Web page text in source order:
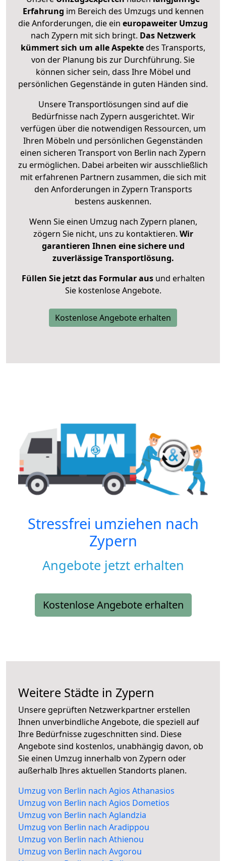
Erfahrung im Bereich des Umzugs und kennen
die Anforderungen, die ein europaweiter Umzug
nach Zypern mit sich bringt. Das Netzwerk
kümmert sich um alle Aspektedes Transports,
von der Planung bis zur Durchführung. Sie
können sicher sein, dass Ihre Möbel und
persönlichen Gegenstände in guten Händen sind.
Unsere Transportlösungen sind auf die
Bedürfnisse nach Zypern ausgerichtet. Wir
verfügen über die notwendigen Ressourcen, um
Ihren Möbeln und persönlichen Gegenständen
einen sicheren Transport von Berlin nach Zypern
zu ermöglichen. Dabei arbeiten wir ausschließlich
mit erfahrenen Partnern zusammen, die sich mit
den Anforderungen in Zypern Transports
bestens auskennen.
Wenn Sie einen Umzug nach Zypern planen,
zögern Sie nicht, uns zu kontaktieren. Wir
garantieren Ihnen eine sichere und
zuverlässige Transportlösung.
Füllen Sie jetzt das Formular ausund erhalten
Sie kostenlose Angebote.
Kostenlose Angebote erhalten
Stressfrei umziehen nach
Zypern
Angebote jetzt erhalten
Kostenlose Angebote erhalten
Weitere Städte in Zypern
Unsere geprüften Netzwerkpartner erstellen
Ihnen unverbindliche Angebote, die speziell auf
Ihre Bedürfnisse zugeschnitten sind. Diese
Angebote sind kostenlos, unabhängig davon, ob
Sie einen Umzug innerhalb von Zypern oder
außerhalb Ihres aktuellen Standorts planen.
Umzug von Berlin nach Agios Athanasios
Umzug von Berlin nach Agios Dometios
Umzug von Berlin nach Aglandzia
Umzug von Berlin nach Aradippou
Umzug von Berlin nach Athienou
Umzug von Berlin nach Avgorou